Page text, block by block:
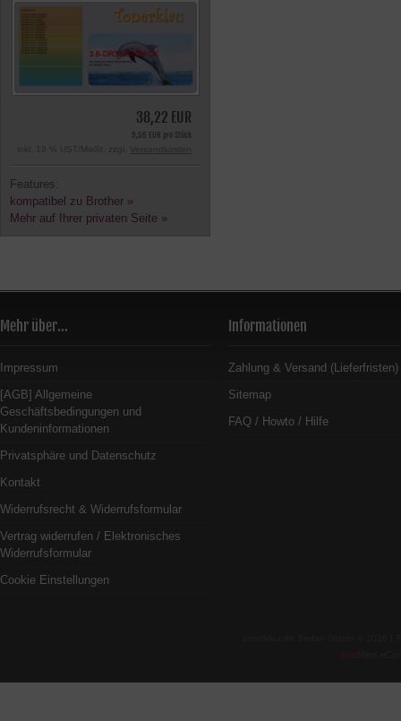
38,22 EUR
9,56 EUR pro Stück
inkl. 19 % UST/MwSt. zzgl.
Features:
kompatibel zu Brother »
Mehr auf Ihrer privaten Seite »
Mehr über...
Impressum
[AGB] Allgemeine
Geschäftsbedingungen und
Kundeninformationen
Privatsphäre und Datenschutz
Kontakt
Widerrufsrecht & Widerrufsformular
Vertrag widerrufen / Elektronisches
Widerrufsformular
Cookie Einstellungen
Informationen
Zahlung & Versand (Lieferfristen)
Sitemap
FAQ / Howto / Hilfe
mod